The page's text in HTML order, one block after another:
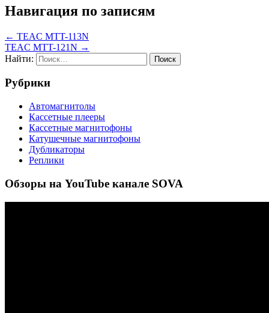
Навигация по записям
← TEAC MTT-113N
TEAC MTT-121N →
Найти:
Рубрики
Автомагнитолы
Кассетные плееры
Кассетные магнитофоны
Катушечные магнитофоны
Дубликаторы
Реплики
Обзоры на YouTube канале SOVA